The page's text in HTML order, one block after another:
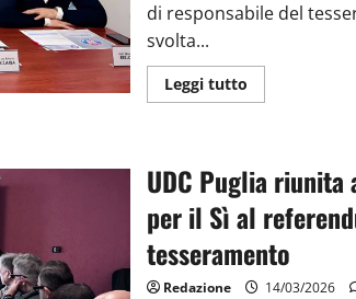
di responsabile del
svolta...
Leggi tutto
UDC Puglia
per il Sì al
tesseramento
Redazione 14/03/2026